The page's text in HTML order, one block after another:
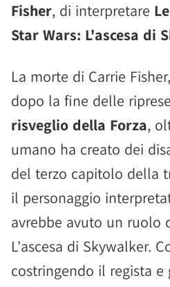
Fisher, di interpretare
Star Wars: L'ascesa di
La morte di Carrie
dopo la fine delle
risveglio della Forza,
umano ha creato dei
del terzo capitolo della
il personaggio
avrebbe avuto un ruolo
L'ascesa di Skywalker.
costringendo il regista e